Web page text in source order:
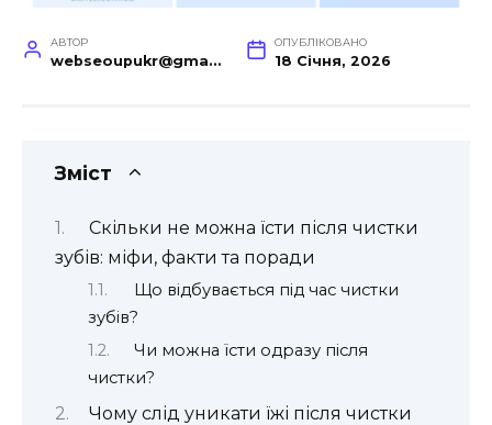
АВТОР
webseoupukr@gmail.com
ОПУБЛІКОВАНО
18 Січня, 2026
Зміст
Скільки не можна їсти після чистки
зубів: міфи, факти та поради
Що відбувається під час чистки
зубів?
Чи можна їсти одразу після
чистки?
Чому слід уникати їжі після чистки